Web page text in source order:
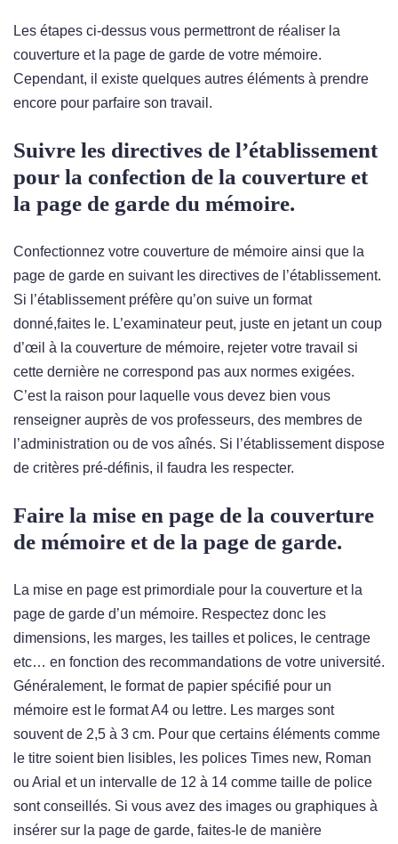
Les étapes ci-dessus vous permettront de réaliser la
couverture et la page de garde de votre mémoire.
Cependant, il existe quelques autres éléments à prendre
encore pour parfaire son travail.
Suivre les directives de l’établissement
pour la confection de la couverture et
la page de garde du mémoire.
Confectionnez votre couverture de mémoire ainsi que la
page de garde en suivant les directives de l’établissement.
Si l’établissement préfère qu’on suive un format
donné,faites le. L’examinateur peut, juste en jetant un coup
d’œil à la couverture de mémoire, rejeter votre travail si
cette dernière ne correspond pas aux normes exigées.
C’est la raison pour laquelle vous devez bien vous
renseigner auprès de vos professeurs, des membres de
l’administration ou de vos aînés. Si l’établissement dispose
de critères pré-définis, il faudra les respecter.
Faire la mise en page de la couverture
de mémoire et de la page de garde.
La mise en page est primordiale pour la couverture et la
page de garde d’un mémoire. Respectez donc les
dimensions, les marges, les tailles et polices, le centrage
etc… en fonction des recommandations de votre université.
Généralement, le format de papier spécifié pour un
mémoire est le format A4 ou lettre. Les marges sont
souvent de 2,5 à 3 cm. Pour que certains éléments comme
le titre soient bien lisibles, les polices Times new, Roman
ou Arial et un intervalle de 12 à 14 comme taille de police
sont conseillés. Si vous avez des images ou graphiques à
insérer sur la page de garde, faites-le de manière